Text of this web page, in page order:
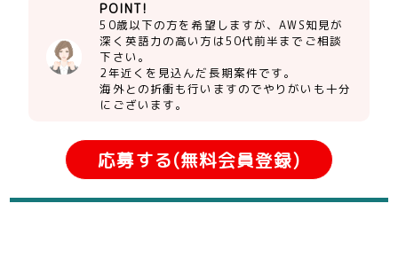
POINT!
50歳以下の方を希望しますが、AWS知見が
深く英語力の高い方は50代前半までご相談
下さい。
2年近くを見込んだ長期案件です。
海外との折衝も行いますのでやりがいも十分
にございます。
応募する(無料会員登録)